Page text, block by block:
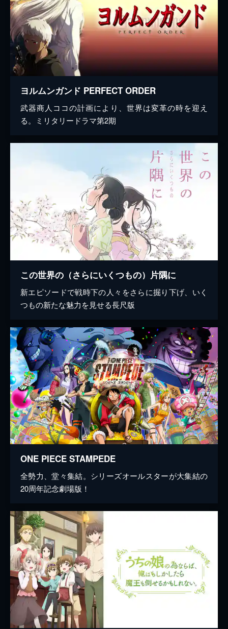
ヨルムンガンド PERFECT ORDER
武器商人ココの計画により、世界は変革の時を迎え
る。ミリタリードラマ第2期
この世界の（さらにいくつもの）片隅に
新エピソードで戦時下の人々をさらに掘り下げ、いく
つもの新たな魅力を見せる長尺版
ONE PIECE STAMPEDE
全勢力、堂々集結。シリーズオールスターが大集結の
20周年記念劇場版！